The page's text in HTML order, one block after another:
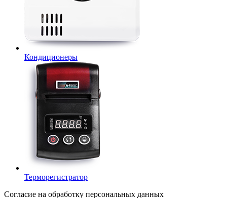
Кондиционеры
Терморегистратор
Согласие на обработку персональных данных